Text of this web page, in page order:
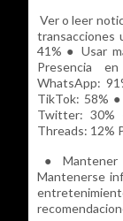
Ver o leer
transacciones
41% ● Usar
Presencia
WhatsApp:
TikTok: 58%
Twitter:
Threads: 12%
● Mantener
Mantenerse